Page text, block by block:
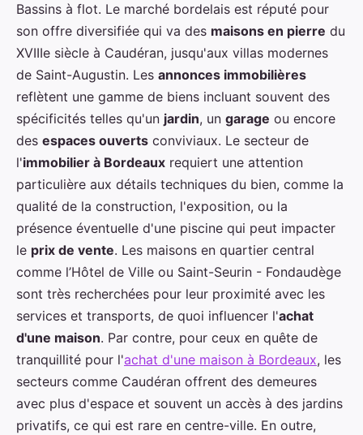
Bassins à flot. Le marché bordelais est réputé pour
son offre diversifiée qui va des maisons en pierre du
XVIIIe siècle à Caudéran, jusqu'aux villas modernes
de Saint-Augustin. Les annonces immobilières
reflètent une gamme de biens incluant souvent des
spécificités telles qu'un jardin, un garage ou encore
des espaces ouverts conviviaux. Le secteur de
l'immobilier à Bordeaux requiert une attention
particulière aux détails techniques du bien, comme la
qualité de la construction, l'exposition, ou la
présence éventuelle d'une piscine qui peut impacter
le prix de vente. Les maisons en quartier central
comme l’Hôtel de Ville ou Saint-Seurin - Fondaudège
sont très recherchées pour leur proximité avec les
services et transports, de quoi influencer l'achat
d'une maison. Par contre, pour ceux en quête de
tranquillité pour l'achat d'une maison à Bordeaux, les
secteurs comme Caudéran offrent des demeures
avec plus d'espace et souvent un accès à des jardins
privatifs, ce qui est rare en centre-ville. En outre,